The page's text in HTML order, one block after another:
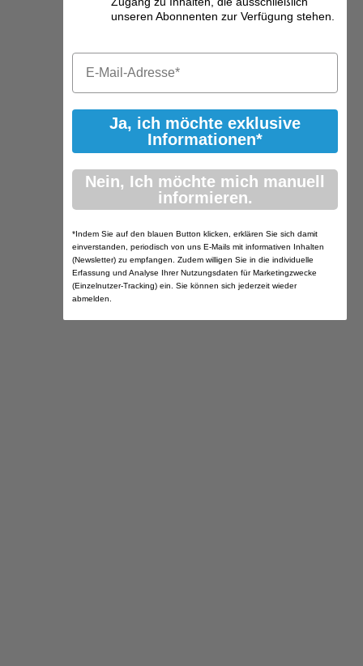
unseren Abonnenten zur Verfügung stehen.
Ja, ich möchte exklusive
Informationen*
Nein, Ich möchte mich manuell
informieren.
*Indem Sie auf den blauen Button klicken, erklären Sie sich damit
einverstanden, periodisch von uns E-Mails mit informativen Inhalten
(Newsletter) zu empfangen. Zudem willigen Sie in die individuelle
Erfassung und Analyse Ihrer Nutzungsdaten für Marketingzwecke
(Einzelnutzer-Tracking) ein. Sie können sich jederzeit wieder
abmelden.